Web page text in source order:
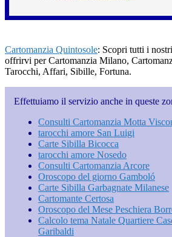
Cartomanzia Quintosole: Scopri tutti i
offrirvi per Cartomanzia Milano,
Tarocchi, Affari, Sibille, Fortuna.
Effettuiamo il servizio anche in queste
Consulti Cartomanzia Motta
tarocchi amore San Luigi
Carte Sibilla Bicocca
tarocchi amore Nosedo
Consulti Cartomanzia Arcore
Oroscopo del giorno Gamboló
Carte Sibilla Garbagnate Milanese
Cartomante Certosa
Oroscopo del Mese Peschiera
Calcolo tema Natale Quartiere
Garibaldi